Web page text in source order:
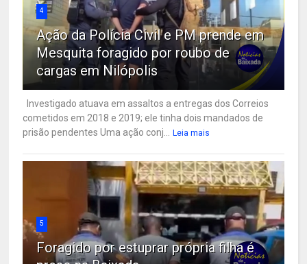
4
Ação da Polícia Civil e PM prende em
Mesquita foragido por roubo de
cargas em Nilópolis
Investigado atuava em assaltos a entregas dos Correios
cometidos em 2018 e 2019; ele tinha dois mandados de
prisão pendentes Uma ação conj...
Leia mais
5
Foragido por estuprar própria filha é